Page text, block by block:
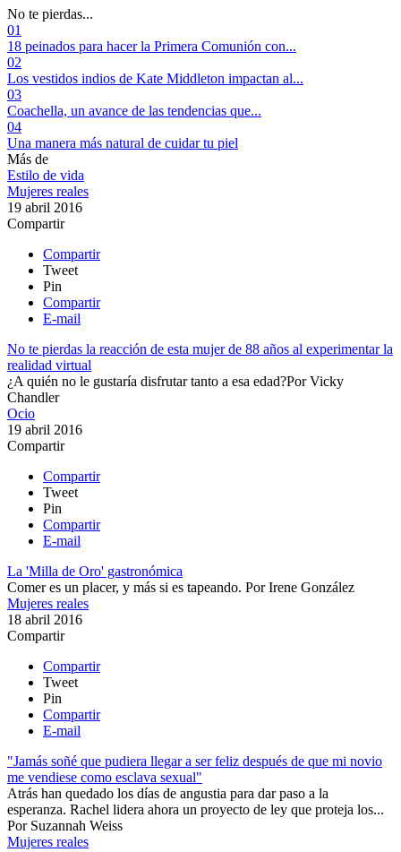
No te pierdas...
01
18 peinados para hacer la Primera Comunión con...
02
Los vestidos indios de Kate Middleton impactan al...
03
Coachella, un avance de las tendencias que...
04
Una manera más natural de cuidar tu piel
Más de
Estilo de vida
Mujeres reales
19 abril 2016
Compartir
Compartir
Tweet
Pin
Compartir
E-mail
No te pierdas la reacción de esta mujer de 88 años al experimentar la
realidad virtual
¿A quién no le gustaría disfrutar tanto a esa edad?​​PorVicky
Chandler
Ocio
19 abril 2016
Compartir
Compartir
Tweet
Pin
Compartir
E-mail
La 'Milla de Oro' gastronómica
Comer es un placer, y más si es tapeando. PorIrene González
Mujeres reales
18 abril 2016
Compartir
Compartir
Tweet
Pin
Compartir
E-mail
"Jamás soñé que pudiera llegar a ser feliz después de que mi novio
me vendiese como esclava sexual"
Atrás han quedado los días de angustia para dar paso a la
esperanza. Rachel lidera ahora un proyecto de ley que proteja los...
Por Suzannah Weiss
Mujeres reales